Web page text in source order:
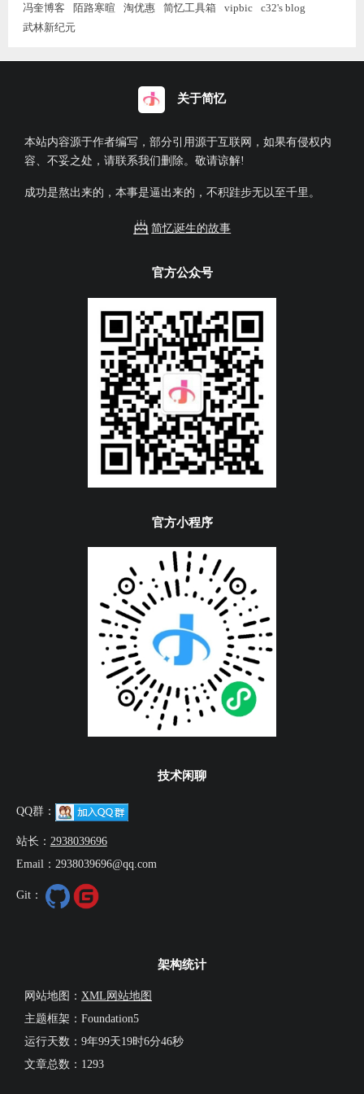
冯奎博客 陌路寒暄 淘优惠 简忆工具箱 vipbic
c32's blog
武林新纪元
关于简忆
本站内容源于作者编写，部分引用源于互联网，如果有侵权内
容、不妥之处，请联系我们删除。敬请谅解!
成功是熬出来的，本事是逼出来的，不积跬步无以至千里。
简忆诞生的故事
官方公众号
官方小程序
技术闲聊
QQ群：
站长： 2938039696
Email：2938039696@qq.com
Git：
架构统计
网站地图： XML网站地图
主题框架：Foundation5
运行天数： 9年99天19时6分47秒
文章总数：1293